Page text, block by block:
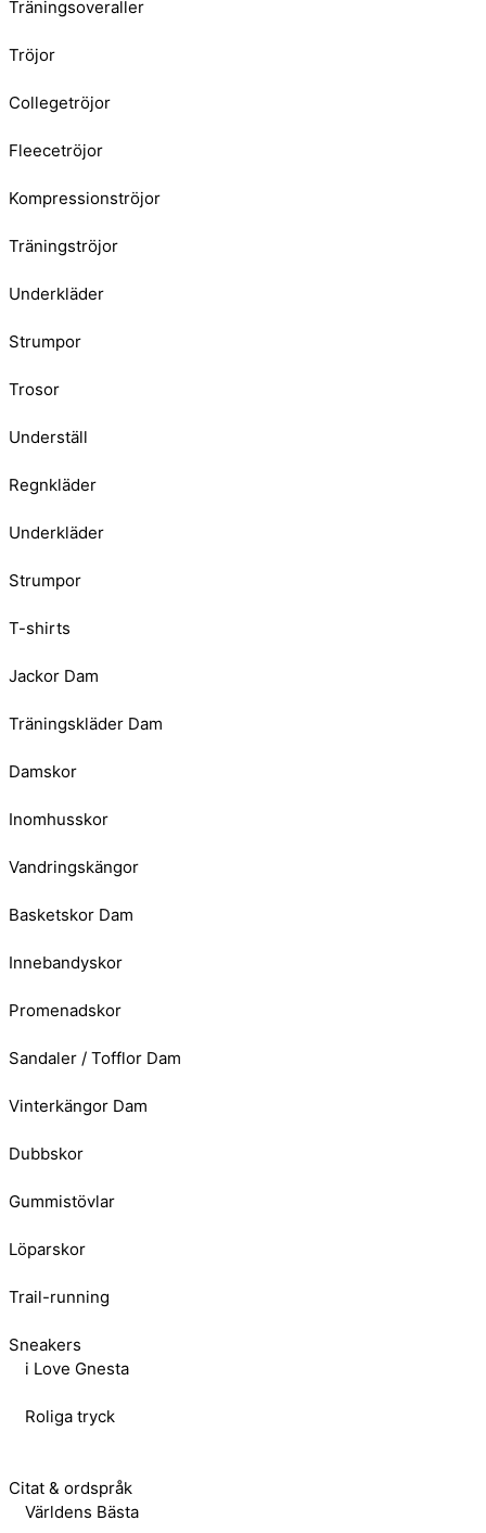
Träningsoveraller
Tröjor
Collegetröjor
Fleecetröjor
Kompressionströjor
Träningströjor
Underkläder
Strumpor
Trosor
Underställ
Regnkläder
Underkläder
Strumpor
T-shirts
Jackor Dam
Träningskläder Dam
Damskor
Inomhusskor
Vandringskängor
Basketskor Dam
Innebandyskor
Promenadskor
Sandaler / Tofflor Dam
Vinterkängor Dam
Dubbskor
Gummistövlar
Löparskor
Trail-running
Sneakers
i Love Gnesta
Roliga tryck
Citat & ordspråk
Världens Bästa